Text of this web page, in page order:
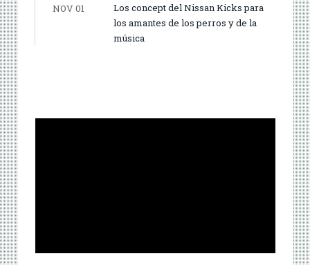
NOV 01
Los concept del Nissan Kicks para
los amantes de los perros y de la
música